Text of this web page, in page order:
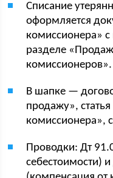
Списание
оформляется
комиссионера»
разделе
комиссионеров».
В шапке —
продажу»,
комиссионера»,
Проводки: Дт
себестоимости)